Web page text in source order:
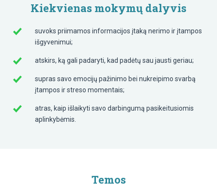
Kiekvienas mokymų dalyvis
suvoks priimamos informacijos įtaką nerimo ir įtampos
išgyvenimui;
atskirs, ką gali padaryti, kad padėtų sau jausti geriau;
supras savo emocijų pažinimo bei nukreipimo svarbą
įtampos ir streso momentais;
atras, kaip išlaikyti savo darbingumą pasikeitusiomis
aplinkybėmis.
Temos